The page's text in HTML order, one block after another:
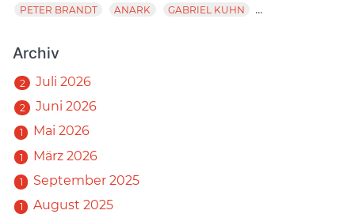
PETER BRANDT
ANARK GABRIEL KUHN ...
Archiv
2 Juli 2026
2 Juni 2026
1 Mai 2026
1 März 2026
1 September 2025
1 August 2025